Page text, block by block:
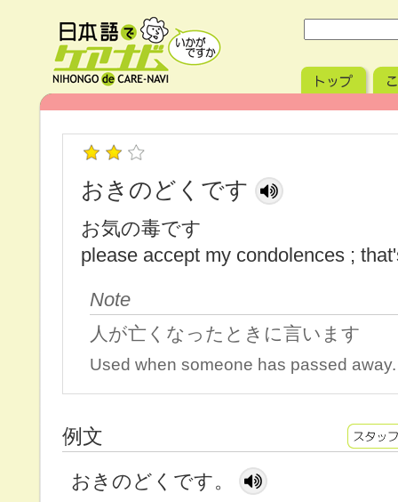
おきのどくです
お気の毒です
please accept my condolences ;
Note
人が亡くなったときに言います
Used when someone has passed away.
例文
おきのどくです。